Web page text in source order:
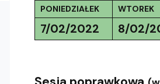
PONIEDZIAŁEK WTOREK
7/02/2022 8/02/